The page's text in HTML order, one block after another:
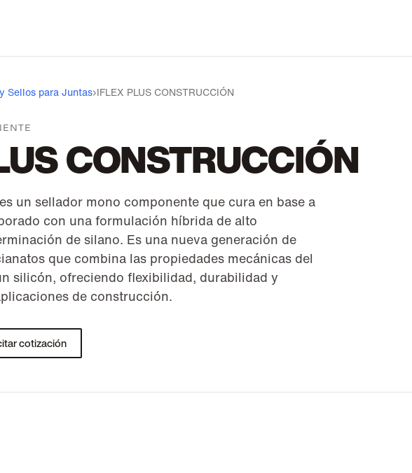
Sellos para Juntas›IFLEX PLUS CONSTRUCCIÓN
CONSTRUCCIÓN
un sellador mono componente que cura en base a
con una formulación híbrida de alto
de silano. Es una nueva generación de
que combina las propiedades mecánicas del
silicón, ofreciendo flexibilidad, durabilidad y
de construcción.
cotización